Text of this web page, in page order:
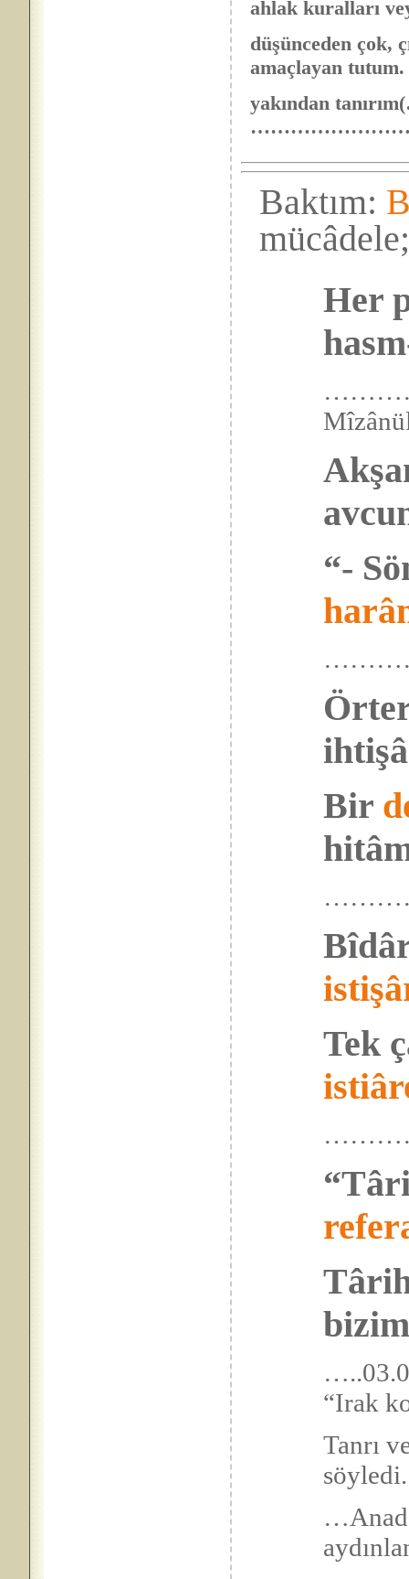
ahlak kuralları
düşünceden çok,
amaçlayan
yakından
Baktım:
Her
“-
Bir
Tek
“Irak
Tanrı